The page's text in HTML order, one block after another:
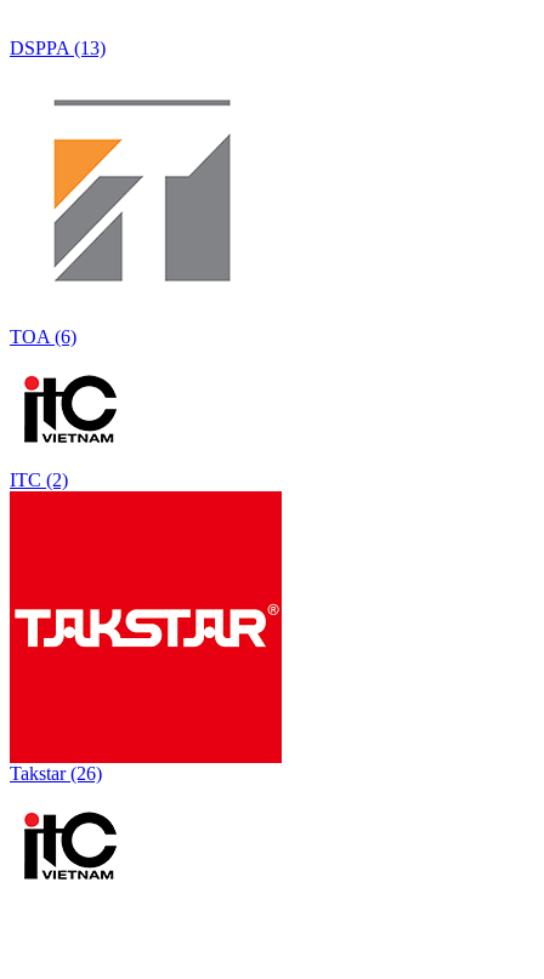
DSPPA (13)
TOA (6)
ITC (2)
Takstar (26)